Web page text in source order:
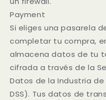
Payment
Si eliges una pasarela
completar tu compra,
almacena datos de tu
cifrada a través de la
Datos de la Industria
DSS). Tus datos de